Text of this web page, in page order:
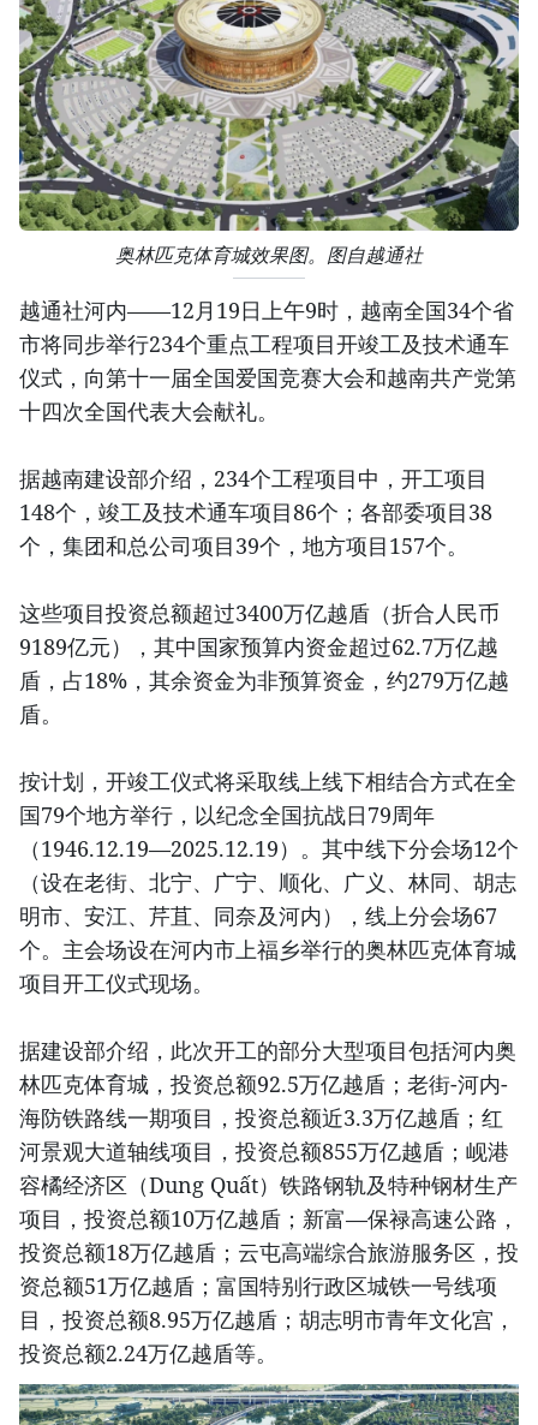
奥林匹克体育城效果图。图自越通社
越通社河内——12月19日上午9时，越南全国34个省
市将同步举行234个重点工程项目开竣工及技术通车
仪式，向第十一届全国爱国竞赛大会和越南共产党第
十四次全国代表大会献礼。
据越南建设部介绍，234个工程项目中，开工项目
148个，竣工及技术通车项目86个；各部委项目38
个，集团和总公司项目39个，地方项目157个。
这些项目投资总额超过3400万亿越盾（折合人民币
9189亿元），其中国家预算内资金超过62.7万亿越
盾，占18%，其余资金为非预算资金，约279万亿越
盾。
按计划，开竣工仪式将采取线上线下相结合方式在全
国79个地方举行，以纪念全国抗战日79周年
（1946.12.19—2025.12.19）。其中线下分会场12个
（设在老街、北宁、广宁、顺化、广义、林同、胡志
明市、安江、芹苴、同奈及河内），线上分会场67
个。主会场设在河内市上福乡举行的奥林匹克体育城
项目开工仪式现场。
据建设部介绍，此次开工的部分大型项目包括河内奥
林匹克体育城，投资总额92.5万亿越盾；老街-河内-
海防铁路线一期项目，投资总额近3.3万亿越盾；红
河景观大道轴线项目，投资总额855万亿越盾；岘港
容橘经济区（Dung Quất）铁路钢轨及特种钢材生产
项目，投资总额10万亿越盾；新富—保禄高速公路，
投资总额18万亿越盾；云屯高端综合旅游服务区，投
资总额51万亿越盾；富国特别行政区城铁一号线项
目，投资总额8.95万亿越盾；胡志明市青年文化宫，
投资总额2.24万亿越盾等。